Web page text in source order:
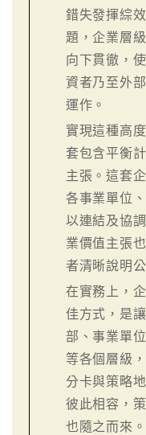
錯失發揮綜
題，企業層
向下貫徹，
資者乃至外
運作。
實現這種高
套包含平衡
主張。這套
各事業單位
以連結及協
業價值主張
者清晰說明
在實務上，
佳方式，是
部、事業單
等各個層級
分卡與策略
彼此相容，
也隨之而來。